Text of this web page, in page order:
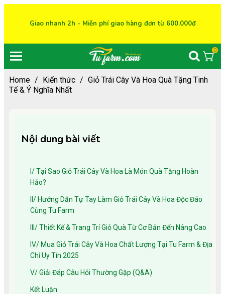
Giao nhanh 2h - Miễn phí giao hàng đơn từ 600.000đ
0
Home / Kiến thức / Giỏ Trái Cây Và Hoa Quà Tặng Tinh
Tế & Ý Nghĩa Nhất
Nội dung bài viết
I/ Tại Sao Giỏ Trái Cây Và Hoa Là Món Quà Tặng Hoàn
Hảo?
II/ Hướng Dẫn Tự Tay Làm Giỏ Trái Cây Và Hoa Độc Đáo
Cùng Tu Farm
III/ Thiết Kế & Trang Trí Giỏ Quà Từ Cơ Bản Đến Nâng Cao
IV/ Mua Giỏ Trái Cây Và Hoa Chất Lượng Tại Tu Farm & Địa
Chỉ Uy Tín 2025
V/ Giải Đáp Câu Hỏi Thường Gặp (Q&A)
Kết Luận